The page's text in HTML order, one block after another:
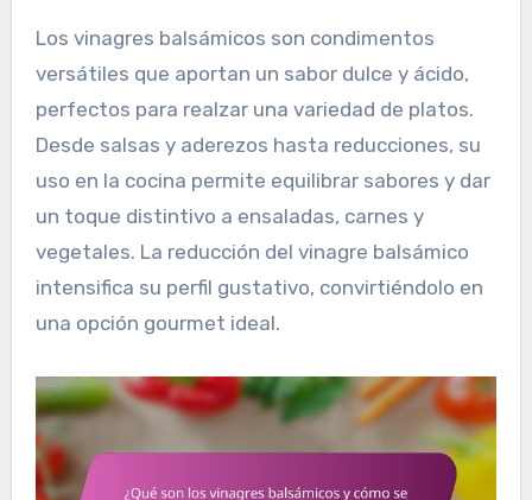
Los vinagres balsámicos son condimentos
versátiles que aportan un sabor dulce y ácido,
perfectos para realzar una variedad de platos.
Desde salsas y aderezos hasta reducciones, su
uso en la cocina permite equilibrar sabores y dar
un toque distintivo a ensaladas, carnes y
vegetales. La reducción del vinagre balsámico
intensifica su perfil gustativo, convirtiéndolo en
una opción gourmet ideal.